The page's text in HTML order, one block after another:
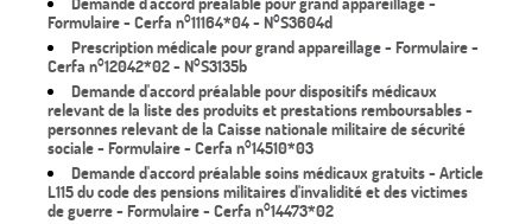
Formulaire - Cerfa n°11164*04 - N°S3604d
Prescription médicale pour grand appareillage - Formulaire -
Cerfa n°12042*02 - N°S3135b
Demande d'accord préalable pour dispositifs médicaux
relevant de la liste des produits et prestations remboursables -
personnes relevant de la Caisse nationale militaire de sécurité
sociale - Formulaire - Cerfa n°14510*03
Demande d'accord préalable soins médicaux gratuits - Article
L115 du code des pensions militaires d'invalidité et des victimes
de guerre - Formulaire - Cerfa n°14473*02